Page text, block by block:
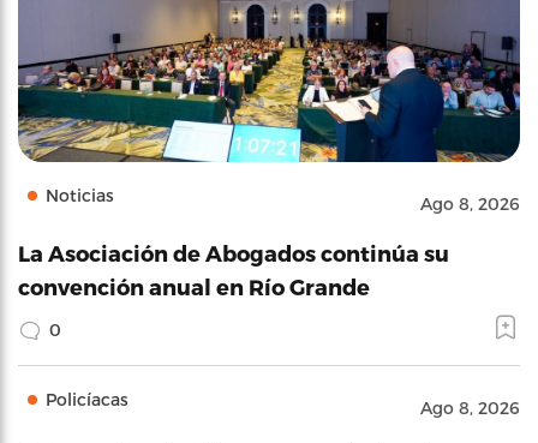
Noticias Ago 8, 2026
La Asociación de Abogados continúa su
convención anual en Río Grande
0
Policíacas Ago 8, 2026